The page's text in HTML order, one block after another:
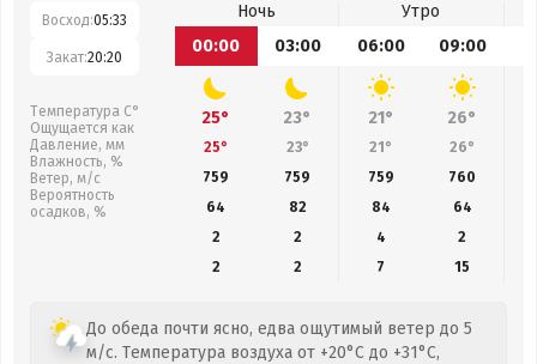
Восход:05:33
Закат:20:20
Температура С°
Ощущается как
Давление, мм
Влажность, %
Ветер, м/с
Вероятность
осадков, %
Ночь
Утро
00:00
03:00 06:00 09:00
25° 23° 21° 26°
25° 23° 21° 26°
759
759 759 760
64
82 84 64
2
2 4
2
2
2 7 15
До обеда почти ясно, едва ощутимый ветер до 5
м/с. Температура воздуха от +20°C до +31°C,